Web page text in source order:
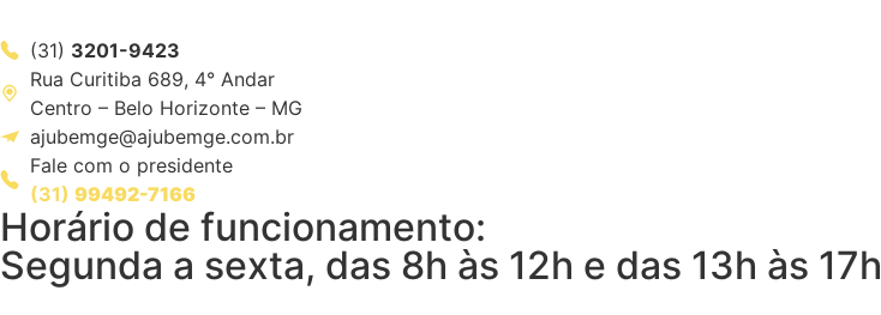
(31) 3201-9423
Rua Curitiba 689, 4° Andar
Centro – Belo Horizonte – MG
ajubemge@ajubemge.com.br
Fale com o presidente
(31) 99492-7166
Horário de funcionamento:
Segunda a sexta, das 8h às 12h e das 13h às 17h